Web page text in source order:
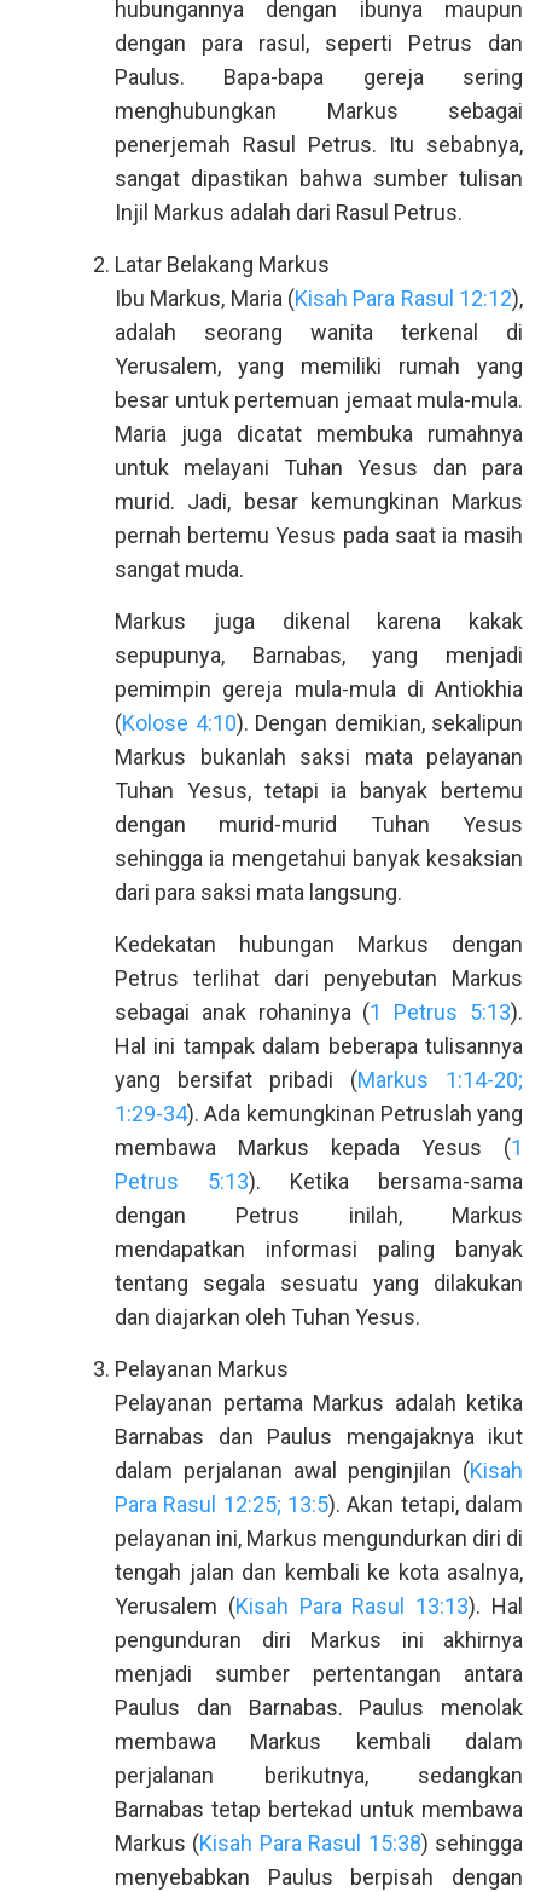
hubungannya dengan ibunya maupun
dengan para rasul, seperti Petrus dan
Paulus. Bapa-bapa gereja sering
menghubungkan Markus sebagai
penerjemah Rasul Petrus. Itu sebabnya,
sangat dipastikan bahwa sumber tulisan
Injil Markus adalah dari Rasul Petrus.
Latar Belakang Markus
Ibu Markus, Maria (Kisah Para Rasul 12:12),
adalah seorang wanita terkenal di
Yerusalem, yang memiliki rumah yang
besar untuk pertemuan jemaat mula-mula.
Maria juga dicatat membuka rumahnya
untuk melayani Tuhan Yesus dan para
murid. Jadi, besar kemungkinan Markus
pernah bertemu Yesus pada saat ia masih
sangat muda.
Markus juga dikenal karena kakak
sepupunya, Barnabas, yang menjadi
pemimpin gereja mula-mula di Antiokhia
(Kolose 4:10). Dengan demikian, sekalipun
Markus bukanlah saksi mata pelayanan
Tuhan Yesus, tetapi ia banyak bertemu
dengan murid-murid Tuhan Yesus
sehingga ia mengetahui banyak kesaksian
dari para saksi mata langsung.
Kedekatan hubungan Markus dengan
Petrus terlihat dari penyebutan Markus
sebagai anak rohaninya (1 Petrus 5:13).
Hal ini tampak dalam beberapa tulisannya
yang bersifat pribadi (Markus 1:14-20;
1:29-34). Ada kemungkinan Petruslah yang
membawa Markus kepada Yesus (1
Petrus 5:13). Ketika bersama-sama
dengan Petrus inilah, Markus
mendapatkan informasi paling banyak
tentang segala sesuatu yang dilakukan
dan diajarkan oleh Tuhan Yesus.
Pelayanan Markus
Pelayanan pertama Markus adalah ketika
Barnabas dan Paulus mengajaknya ikut
dalam perjalanan awal penginjilan (Kisah
Para Rasul 12:25; 13:5). Akan tetapi, dalam
pelayanan ini, Markus mengundurkan diri di
tengah jalan dan kembali ke kota asalnya,
Yerusalem (Kisah Para Rasul 13:13). Hal
pengunduran diri Markus ini akhirnya
menjadi sumber pertentangan antara
Paulus dan Barnabas. Paulus menolak
membawa Markus kembali dalam
perjalanan berikutnya, sedangkan
Barnabas tetap bertekad untuk membawa
Markus (Kisah Para Rasul 15:38) sehingga
menyebabkan Paulus berpisah dengan